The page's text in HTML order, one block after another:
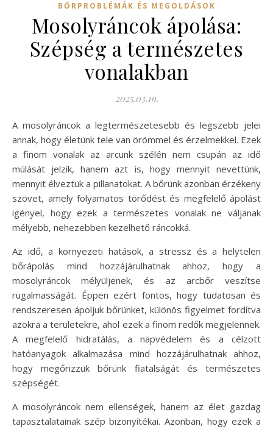
BŐRPROBLÉMÁK ÉS MEGOLDÁSOK
Mosolyráncok ápolása:
Szépség a természetes
vonalakban
2025.03.19.
A mosolyráncok a legtermészetesebb és legszebb jelei
annak, hogy életünk tele van örömmel és érzelmekkel. Ezek
a finom vonalak az arcunk szélén nem csupán az idő
múlását jelzik, hanem azt is, hogy mennyit nevettünk,
mennyit élveztük a pillanatokat. A bőrünk azonban érzékeny
szövet, amely folyamatos törődést és megfelelő ápolást
igényel, hogy ezek a természetes vonalak ne váljanak
mélyebb, nehezebben kezelhető ráncokká.
Az idő, a környezeti hatások, a stressz és a helytelen
bőrápolás mind hozzájárulhatnak ahhoz, hogy a
mosolyráncok mélyüljenek, és az arcbőr veszítse
rugalmasságát. Éppen ezért fontos, hogy tudatosan és
rendszeresen ápoljuk bőrünket, különös figyelmet fordítva
azokra a területekre, ahol ezek a finom redők megjelennek.
A megfelelő hidratálás, a napvédelem és a célzott
hatóanyagok alkalmazása mind hozzájárulhatnak ahhoz,
hogy megőrizzük bőrünk fiatalságát és természetes
szépségét.
A mosolyráncok nem ellenségek, hanem az élet gazdag
tapasztalatainak szép bizonyítékai. Azonban, hogy ezek a